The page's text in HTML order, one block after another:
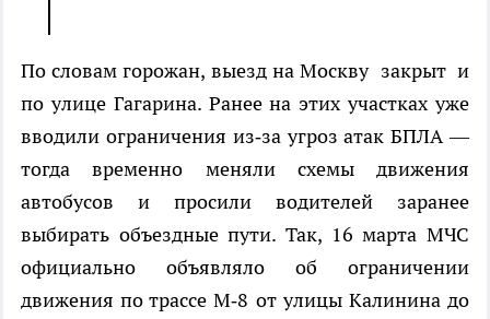
По словам горожан, выезд на Москву закрыт и
по улице Гагарина. Ранее на этих участках уже
вводили ограничения из‑за угроз атак БПЛА —
тогда временно меняли схемы движения
автобусов и просили водителей заранее
выбирать объездные пути. Так, 16 марта МЧС
официально объявляло об ограничении
движения по трассе М‑8 от улицы Калинина до